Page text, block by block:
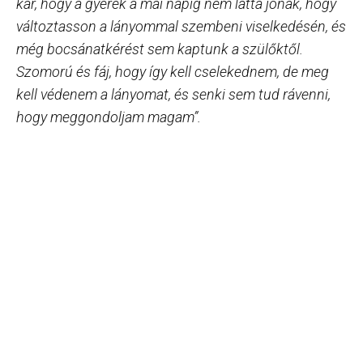
kár, hogy a gyerek a mai napig nem látta jónak, hogy
változtasson a lányommal szembeni viselkedésén, és
még bocsánatkérést sem kaptunk a szülőktől.
Szomorú és fáj, hogy így kell cselekednem, de meg
kell védenem a lányomat, és senki sem tud rávenni,
hogy meggondoljam magam”.